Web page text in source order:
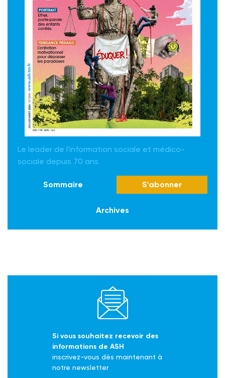
Le leader de l'information sociale et médico-
sociale depuis 70 ans
Sommaire S'abonner
Archives
Si vous souhaitez recevoir des
informations de ASH
inscrivez-vous dès maintenant à
notre newsletter